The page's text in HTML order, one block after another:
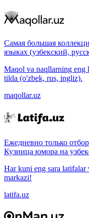
Самая большая
языках (узбекский,
Maqol va naqllarning eng
tilda (o'zbek, rus, ingliz).
maqollar.uz
Ежедневно только
Кузница юмора на
Har kuni eng sara
markazi!
latifa.uz